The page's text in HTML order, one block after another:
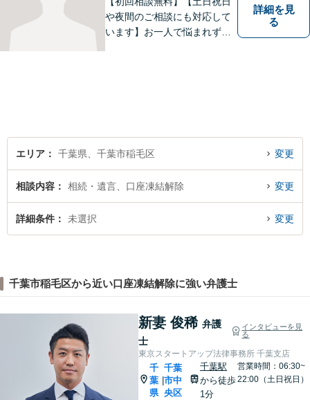
や夜間のご相談にも対応して
います】お一人で悩まれず、
詳細を見
る
エリア 千葉県、千葉市稲毛区 変更
相談内容 相続・遺言、口座凍結解除 変更
詳細条件 未選択 変更
千葉市稲毛区から近い口座凍結解除に強い弁護士
新妻 俊稀 弁護
士
インタビューを見
る
東京スタートアップ法律事務所 千葉支店
千
葉
県
千葉
市中
央区
千葉駅
から徒歩
1分
営業時間：06:30~
22:00（土日祝日）